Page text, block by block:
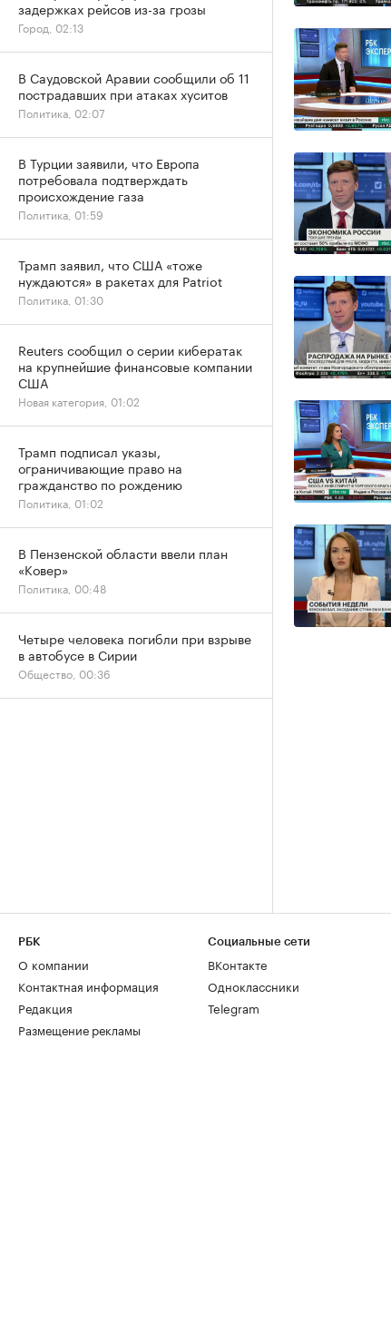
задержках рейсов из-за грозы
Город, 02:13
В Саудовской Аравии сообщили об 11
пострадавших при атаках хуситов
Политика, 02:07
В Турции заявили, что Европа
потребовала подтверждать
происхождение газа
Политика, 01:59
Трамп заявил, что США «тоже
нуждаются» в ракетах для Patriot
Политика, 01:30
Reuters сообщил о серии кибератак
на крупнейшие финансовые компании
США
Новая категория, 01:02
Трамп подписал указы,
ограничивающие право на
гражданство по рождению
Политика, 01:02
В Пензенской области ввели план
«Ковер»
Политика, 00:48
Четыре человека погибли при взрыве
в автобусе в Сирии
Общество, 00:36
РБК
О компании
Контактная информация
Редакция
Размещение рекламы
Социальные сети
ВКонтакте
Одноклассники
Telegram